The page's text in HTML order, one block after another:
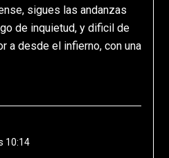
sigues las andanzas
de inquietud, y dificil de
a desde el infierno, con una
10:14